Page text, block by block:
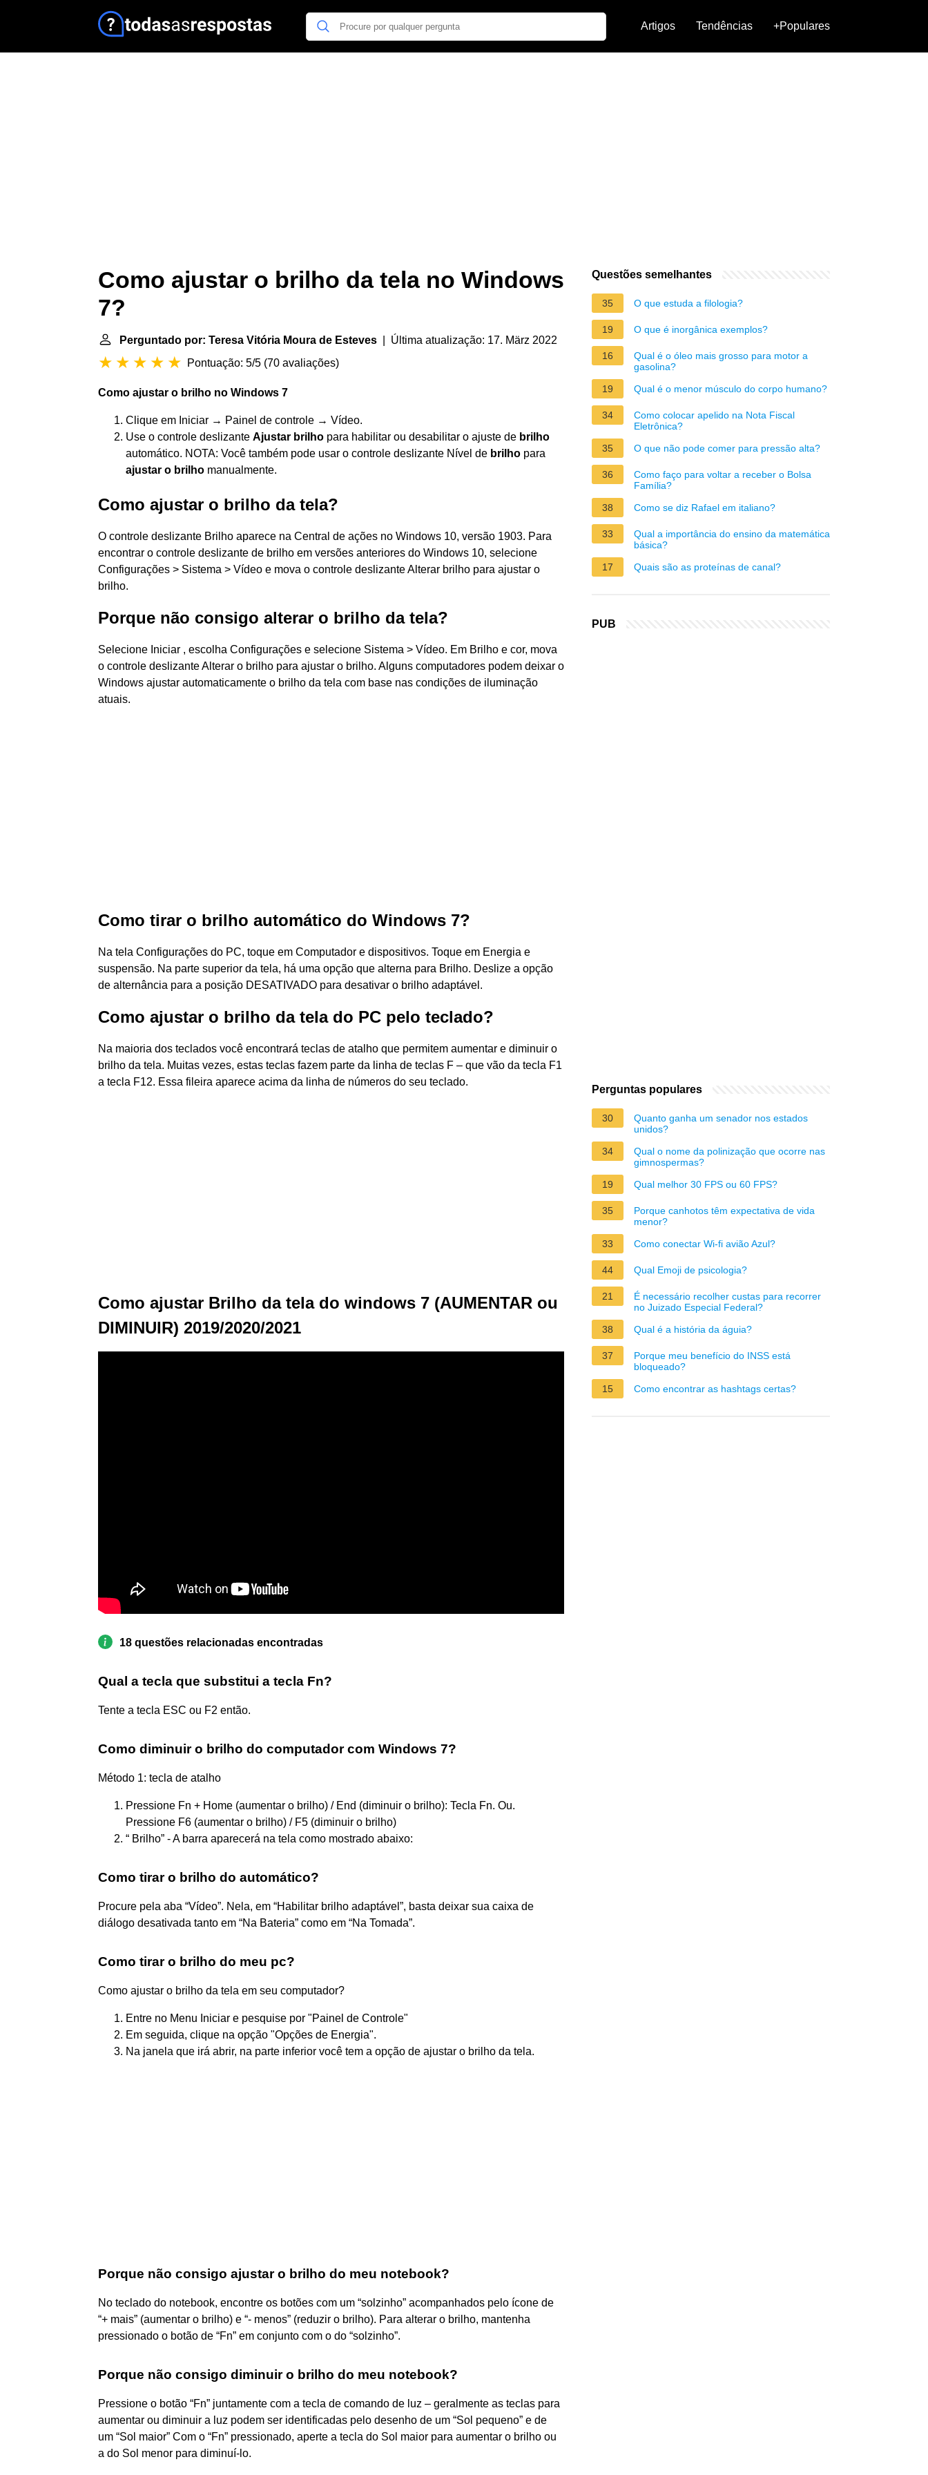
Artigos Tendências +Populares
Como ajustar o brilho da tela no Windows
7?
Perguntado por: Teresa Vitória Moura de Esteves | Última atualização: 17. März 2022
Pontuação: 5/5 (70 avaliações)
Como ajustar o brilho no Windows 7
Clique em Iniciar → Painel de controle → Vídeo.
Use o controle deslizante Ajustar brilho para habilitar ou desabilitar o ajuste de brilho
automático. NOTA: Você também pode usar o controle deslizante Nível de brilho para
ajustar o brilho manualmente.
Como ajustar o brilho da tela?
O controle deslizante Brilho aparece na Central de ações no Windows 10, versão 1903. Para
encontrar o controle deslizante de brilho em versões anteriores do Windows 10, selecione
Configurações > Sistema > Vídeo e mova o controle deslizante Alterar brilho para ajustar o
brilho.
Porque não consigo alterar o brilho da tela?
Selecione Iniciar , escolha Configurações e selecione Sistema > Vídeo. Em Brilho e cor, mova
o controle deslizante Alterar o brilho para ajustar o brilho. Alguns computadores podem deixar o
Windows ajustar automaticamente o brilho da tela com base nas condições de iluminação
atuais.
Como tirar o brilho automático do Windows 7?
Na tela Configurações do PC, toque em Computador e dispositivos. Toque em Energia e
suspensão. Na parte superior da tela, há uma opção que alterna para Brilho. Deslize a opção
de alternância para a posição DESATIVADO para desativar o brilho adaptável.
Como ajustar o brilho da tela do PC pelo teclado?
Na maioria dos teclados você encontrará teclas de atalho que permitem aumentar e diminuir o
brilho da tela. Muitas vezes, estas teclas fazem parte da linha de teclas F – que vão da tecla F1
a tecla F12. Essa fileira aparece acima da linha de números do seu teclado.
Como ajustar Brilho da tela do windows 7 (AUMENTAR ou
DIMINUIR) 2019/2020/2021
18 questões relacionadas encontradas
Qual a tecla que substitui a tecla Fn?
Tente a tecla ESC ou F2 então.
Como diminuir o brilho do computador com Windows 7?
Método 1: tecla de atalho
Pressione Fn + Home (aumentar o brilho) / End (diminuir o brilho): Tecla Fn. Ou.
Pressione F6 (aumentar o brilho) / F5 (diminuir o brilho)
“ Brilho” - A barra aparecerá na tela como mostrado abaixo:
Como tirar o brilho do automático?
Procure pela aba “Vídeo”. Nela, em “Habilitar brilho adaptável”, basta deixar sua caixa de
diálogo desativada tanto em “Na Bateria” como em “Na Tomada”.
Como tirar o brilho do meu pc?
Como ajustar o brilho da tela em seu computador?
Entre no Menu Iniciar e pesquise por "Painel de Controle"
Em seguida, clique na opção "Opções de Energia".
Na janela que irá abrir, na parte inferior você tem a opção de ajustar o brilho da tela.
Porque não consigo ajustar o brilho do meu notebook?
No teclado do notebook, encontre os botões com um “solzinho” acompanhados pelo ícone de
“+ mais” (aumentar o brilho) e “- menos” (reduzir o brilho). Para alterar o brilho, mantenha
pressionado o botão de “Fn” em conjunto com o do “solzinho”.
Porque não consigo diminuir o brilho do meu notebook?
Pressione o botão “Fn” juntamente com a tecla de comando de luz – geralmente as teclas para
aumentar ou diminuir a luz podem ser identificadas pelo desenho de um “Sol pequeno” e de
um “Sol maior” Com o “Fn” pressionado, aperte a tecla do Sol maior para aumentar o brilho ou
a do Sol menor para diminuí-lo.
Questões semelhantes
35 O que estuda a filologia?
19 O que é inorgânica exemplos?
16
Qual é o óleo mais grosso para motor a
gasolina?
19
Qual é o menor músculo do corpo humano?
34
Como colocar apelido na Nota Fiscal
Eletrônica?
35
O que não pode comer para pressão alta?
36
Como faço para voltar a receber o Bolsa
Família?
38
Como se diz Rafael em italiano?
33
Qual a importância do ensino da matemática
básica?
17
Quais são as proteínas de canal?
PUB
Perguntas populares
30
Quanto ganha um senador nos estados
unidos?
34
Qual o nome da polinização que ocorre nas
gimnospermas?
19
Qual melhor 30 FPS ou 60 FPS?
35
Porque canhotos têm expectativa de vida
menor?
33
Como conectar Wi-fi avião Azul?
44 Qual Emoji de psicologia?
21
É necessário recolher custas para recorrer
no Juizado Especial Federal?
38
Qual é a história da águia?
37
Porque meu benefício do INSS está
bloqueado?
15
Como encontrar as hashtags certas?